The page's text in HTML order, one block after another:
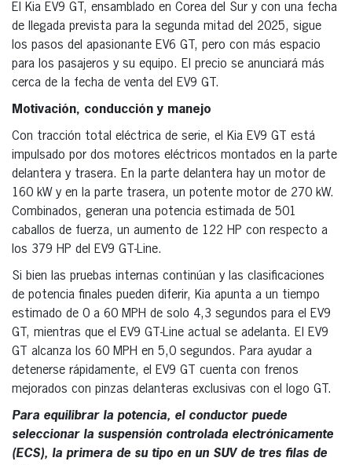
El Kia EV9 GT, ensamblado en Corea del Sur y con una fecha
de llegada prevista para la segunda mitad del 2025, sigue
los pasos del apasionante EV6 GT, pero con más espacio
para los pasajeros y su equipo. El precio se anunciará más
cerca de la fecha de venta del EV9 GT.
Motivación, conducción y manejo
Con tracción total eléctrica de serie, el Kia EV9 GT está
impulsado por dos motores eléctricos montados en la parte
delantera y trasera. En la parte delantera hay un motor de
160 kW y en la parte trasera, un potente motor de 270 kW.
Combinados, generan una potencia estimada de 501
caballos de fuerza, un aumento de 122 HP con respecto a
los 379 HP del EV9 GT-Line.
Si bien las pruebas internas continúan y las clasificaciones
de potencia finales pueden diferir, Kia apunta a un tiempo
estimado de 0 a 60 MPH de solo 4,3 segundos para el EV9
GT, mientras que el EV9 GT-Line actual se adelanta. El EV9
GT alcanza los 60 MPH en 5,0 segundos. Para ayudar a
detenerse rápidamente, el EV9 GT cuenta con frenos
mejorados con pinzas delanteras exclusivas con el logo GT.
Para equilibrar la potencia, el conductor puede
seleccionar la suspensión controlada electrónicamente
(ECS), la primera de su tipo en un SUV de tres filas de